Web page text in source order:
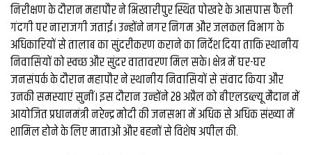
निरीक्षण के दौरान महापौर ने भिखारीपुर स्थित पोखरे के आसपास फैली
गंदगी पर नाराजगी जताई। उन्होंने नगर निगम और जलकल विभाग के
अधिकारियों से तालाब का सुंदरीकरण कराने का निर्देश दिया ताकि स्थानीय
निवासियों को स्वच्छ और सुंदर वातावरण मिल सके। क्षेत्र में घर-घर
जनसंपर्क के दौरान महापौर ने स्थानीय निवासियों से संवाद किया और
उनकी समस्याएं सुनीं। इस दौरान उन्होंने 28 अप्रैल को बीएलडब्ल्यू मैदान में
आयोजित प्रधानमंत्री नरेन्द्र मोदी की जनसभा में अधिक से अधिक संख्या में
शामिल होने के लिए माताओं और बहनों से विशेष अपील की.